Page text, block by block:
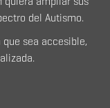
del Autismo.
sea accesible,